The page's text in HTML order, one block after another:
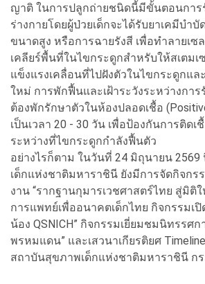
ญาติ ในการปลูกถ่ายชนิดนี้มีขั้นตอนการ
ร่างกายโดยผู้ป่วยเด็กจะได้รับยาเคมีบำบั
ขนาดสูง หรือการฉายรังสี เพื่อทำลายเซ
เคลียร์พื้นที่ในไขกระดูกสำหรับให้สเตม
แข็งแรงเคลื่อนที่ไปฝังตัวในไขกระดูกแล
ใหม่ การพักฟื้นและเฝ้าระวังระหว่างการ
ต้องพักรักษาตัวในห้องปลอดเชื้อ
เป็นเวลา 20 - 30 วัน เพื่อป้องกันการติดเ
ระหว่างที่ไขกระดูกกำลังฟื้นตัว
อย่างไรก็ตาม ในวันที่ 24 มิถุนายน
เด็กแห่งชาติมหาราชินี ยังมีการจัดกิจกร
งาน “รากฐานกุมารเวชศาสตร์ไทย สู่มิติ
การแพทย์เพื่ออนาคตเด็กไทย กิจกรรมเ
น้อง QSNICH” กิจกรรมเยี่ยมชมนิทรรศก
พรหมแดน” และเสวนาเกียรติยศ
สถาบันสุขภาพเด็กแห่งชาติมหาราชินี ก